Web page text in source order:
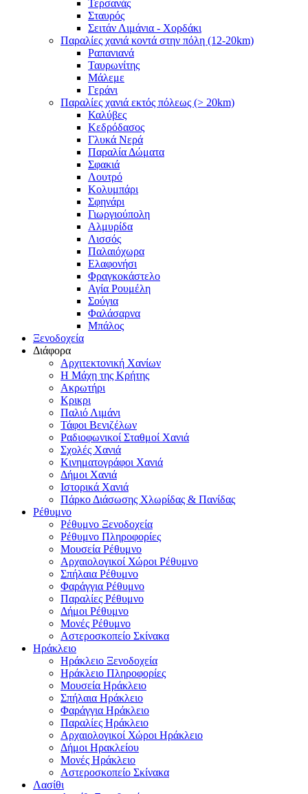
Τερσανάς
Σταυρός
Σειτάν Λιμάνια - Χορδάκι
Παραλίες χανιά κοντά στην πόλη (12-20km)
Ραπανιανά
Ταυρωνίτης
Μάλεμε
Γεράνι
Παραλίες χανιά εκτός πόλεως (> 20km)
Καλύβες
Κεδρόδασος
Γλυκά Νερά
Παραλία Δώματα
Σφακιά
Λουτρό
Κολυμπάρι
Σφηνάρι
Γιωργιούπολη
Αλμυρίδα
Λισσός
Παλαιόχωρα
Ελαφονήσι
Φραγκοκάστελο
Αγία Ρουμέλη
Σούγια
Φαλάσαρνα
Μπάλος
Ξενοδοχεία
Διάφορα
Αρχιτεκτονική Χανίων
Η Μάχη της Κρήτης
Ακρωτήρι
Κρικρι
Παλιό Λιμάνι
Τάφοι Βενιζέλων
Ραδιοφωνικοί Σταθμοί Χανιά
Σχολές Χανιά
Κινηματογράφοι Χανιά
Δήμοι Χανιά
Ιστορικά Χανιά
Πάρκο Διάσωσης Χλωρίδας & Πανίδας
Ρέθυμνο
Ρέθυμνο Ξενοδοχεία
Ρέθυμνο Πληροφορίες
Μουσεία Ρέθυμνο
Αρχαιολογικοί Χώροι Ρέθυμνο
Σπήλαια Ρέθυμνο
Φαράγγια Ρέθυμνο
Παραλίες Ρέθυμνο
Δήμοι Ρέθυμνο
Μονές Ρέθυμνο
Αστεροσκοπείο Σκίνακα
Ηράκλειο
Ηράκλειο Ξενοδοχεία
Ηράκλειο Πληροφορίες
Μουσεία Ηράκλειο
Σπήλαια Ηράκλειο
Φαράγγια Ηράκλειο
Παραλίες Ηράκλειο
Αρχαιολογικοί Χώροι Ηράκλειο
Δήμοι Ηρακλείου
Μονές Ηράκλειο
Αστεροσκοπείο Σκίνακα
Λασίθι